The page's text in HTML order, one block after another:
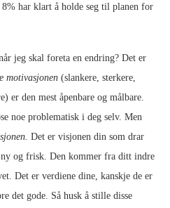
har klart å holde seg til planen for
jeg skal foreta en endring? Det er
motivasjonen (slankere, sterkere,
er den mest åpenbare og målbare.
noe problematisk i deg selv. Men
Det er visjonen din som drar
og frisk. Den kommer fra ditt indre
Det er verdiene dine, kanskje de er
det gode. Så husk å stille disse